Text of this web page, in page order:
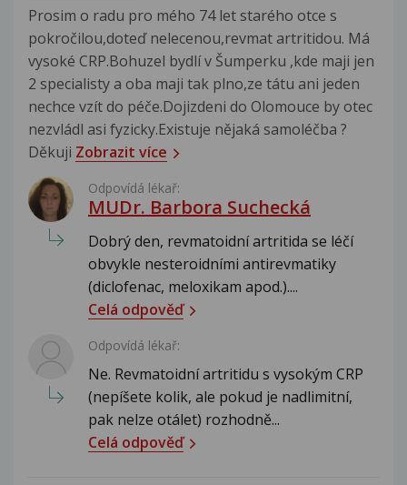
Prosim o radu pro mého 74 let starého otce s
pokročilou,doteď nelecenou,revmat artritidou. Má
vysoké CRP.Bohuzel bydlí v Šumperku ,kde maji jen
2 specialisty a oba maji tak plno,ze tátu ani jeden
nechce vzít do péče.Dojizdeni do Olomouce by otec
nezvládl asi fyzicky.Existuje nějaká samoléčba ?
Děkuji Zobrazit více
Odpovídá lékař:
MUDr. Barbora Suchecká
Dobrý den, revmatoidní artritida se léčí
obvykle nesteroidními antirevmatiky
(diclofenac, meloxikam apod.)....
Celá odpověď
Odpovídá lékař:
Ne. Revmatoidní artritidu s vysokým CRP
(nepíšete kolik, ale pokud je nadlimitní,
pak nelze otálet) rozhodně...
Celá odpověď